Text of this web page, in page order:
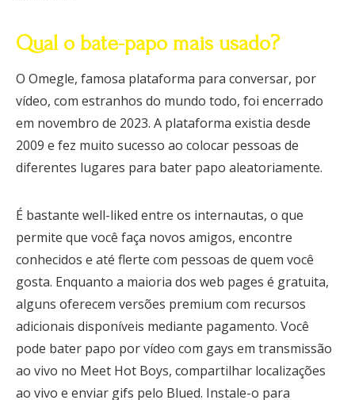
Qual o bate-papo mais usado?
O Omegle, famosa plataforma para conversar, por
vídeo, com estranhos do mundo todo, foi encerrado
em novembro de 2023. A plataforma existia desde
2009 e fez muito sucesso ao colocar pessoas de
diferentes lugares para bater papo aleatoriamente.
É bastante well-liked entre os internautas, o que
permite que você faça novos amigos, encontre
conhecidos e até flerte com pessoas de quem você
gosta. Enquanto a maioria dos web pages é gratuita,
alguns oferecem versões premium com recursos
adicionais disponíveis mediante pagamento. Você
pode bater papo por vídeo com gays em transmissão
ao vivo no Meet Hot Boys, compartilhar localizações
ao vivo e enviar gifs pelo Blued. Instale-o para